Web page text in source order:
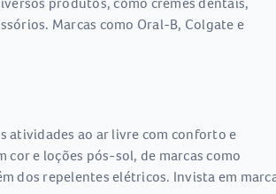
Marcas como Oral-B, Colgate e
atividades ao ar livre com conforto e
e loções pós-sol, de marcas como
dos repelentes elétricos. Invista em